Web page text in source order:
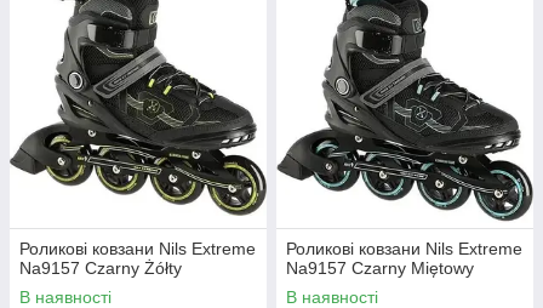
Роликові ковзани Nils Extreme
Na9157 Czarny Żółty
В наявності
Роликові ковзани Nils Extreme
Na9157 Czarny Miętowy
В наявності